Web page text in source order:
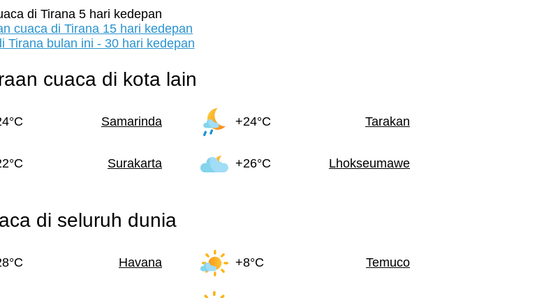
di Tirana 5 hari kedepan
cuaca di Tirana 15 hari kedepan
Tirana bulan ini - 30 hari kedepan
cuaca di kota lain
Samarinda +24°C Tarakan
Surakarta +26°C Lhokseumawe
di seluruh dunia
Havana +8°C Temuco